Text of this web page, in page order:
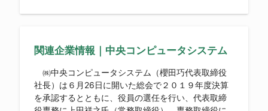
関連企業情報｜中央コンピュータシステム
㈱中央コンピュータシステム（櫻田巧代表取締役
社長）は６月26日に開いた総会で２０１９年度決算
を承認するとともに、役員の選任を行い、代表取締